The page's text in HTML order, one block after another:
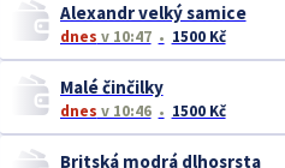
Alexandr velký samice
dnes v 10:47 1500 Kč
Malé činčilky
dnes v 10:46 1500 Kč
Britská modrá dlhosrsta